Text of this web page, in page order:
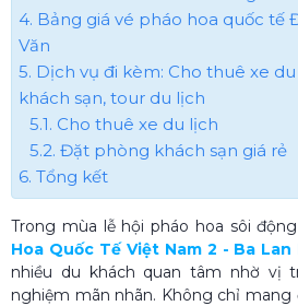
4. Bảng giá vé pháo hoa quốc tế
Văn
5. Dịch vụ đi kèm: Cho thuê xe
khách sạn, tour du lịch
5.1. Cho thuê xe du lịch
5.2. Đặt phòng khách sạn giá rẻ
6. Tổng kết
Trong mùa lễ hội pháo hoa sôi
Hoa Quốc Tế Việt Nam 2 - Ba
nhiều du khách quan tâm nhờ vị
nghiệm mãn nhãn. Không chỉ